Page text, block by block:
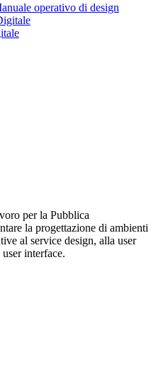
operativo di design
per la Pubblica
la progettazione di ambienti
al service design, alla user
interface.